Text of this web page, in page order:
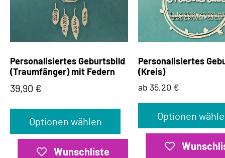
Personalisiertes Geburtsbild
(Traumfänger) mit Federn
39,90 €
Optionen wählen
Wunschliste
Personalisiertes
(Kreis)
ab 35,20 €
Optionen